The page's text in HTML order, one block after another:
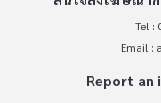
Tel :
Email :
Report an